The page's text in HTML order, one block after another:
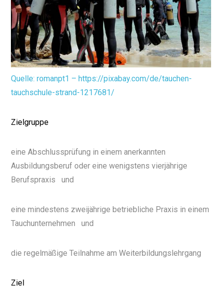
Quelle: romanpt1 – https://pixabay.com/de/tauchen-
tauchschule-strand-1217681/
Zielgruppe
eine Abschlussprüfung in einem anerkannten
Ausbildungsberuf oder eine wenigstens vierjährige
Berufspraxis
und
eine mindestens zweijährige betriebliche Praxis in einem
Tauchunternehmen
und
die regelmäßige Teilnahme am Weiterbildungslehrgang
Ziel